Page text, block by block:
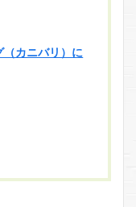
カニバリ）に